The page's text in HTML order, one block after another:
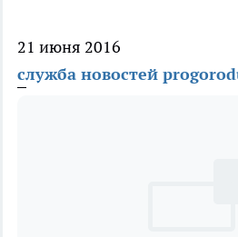
21 июня 2016
служба новостей